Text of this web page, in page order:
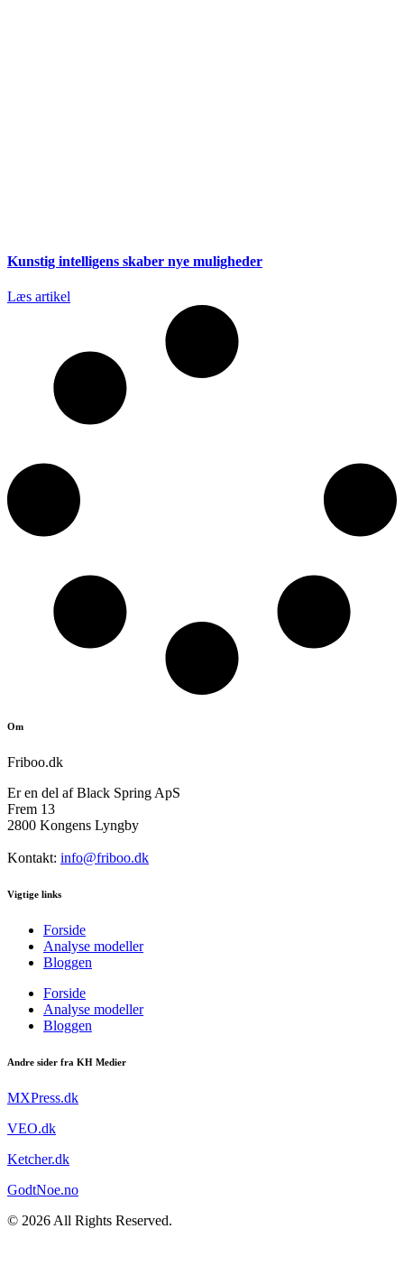
Kunstig intelligens skaber nye muligheder
Læs artikel
Om
Friboo.dk
Er en del af Black Spring ApS
Frem 13
2800 Kongens Lyngby
Kontakt: info@friboo.dk
Vigtige links
Forside
Analyse modeller
Bloggen
Forside
Analyse modeller
Bloggen
Andre sider fra KH Medier
MXPress.dk
VEO.dk
Ketcher.dk
GodtNoe.no
© 2026 All Rights Reserved.